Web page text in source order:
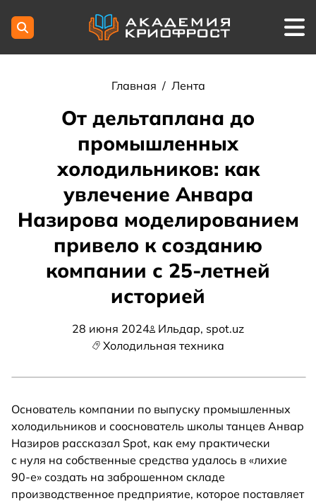
Главная / Лента
От дельтаплана до
промышленных
холодильников: как
увлечение Анвара
Назирова моделированием
привело к созданию
компании с 25-летней
историей
28 июня 2024
Ильдар, spot.uz
Холодильная техника
Основатель компании по выпуску промышленных
холодильников и сооснователь школы танцев Анвар
Назиров рассказал Spot, как ему практически
с нуля на собственные средства удалось в «лихие
90-е» создать на заброшенном складе
производственное предприятие, которое поставляет